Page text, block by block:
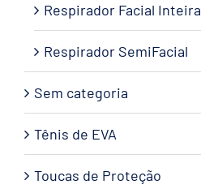
Respirador Facial Inteira
Respirador SemiFacial
Sem categoria
Tênis de EVA
Toucas de Proteção